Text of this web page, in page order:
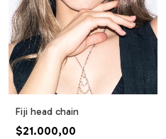
Fiji head chain
$21.000,00